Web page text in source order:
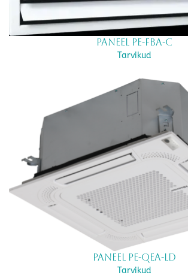
Paneel PE-FBA-C
Tarvikud
Paneel PE-QEA-LD
Tarvikud